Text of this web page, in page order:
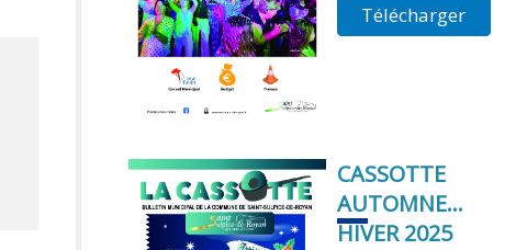
Télécharger
CASSOTTE
AUTOMNE
HIVER 2025